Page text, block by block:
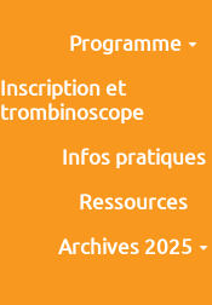
Programme
Inscription et
trombinoscope
Infos pratiques
Ressources
Archives 2025